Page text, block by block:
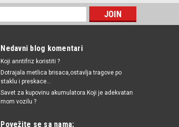
Nedavni blog komentari
Koji anntifriz koristiti ?
Dotrajala metlica brisaca,ostavlja tragove po
staklu i preskace...
Savet za kupovinu akumulatora.Koji je adekvatan
mom vozilu ?
Povežite se sa nama: